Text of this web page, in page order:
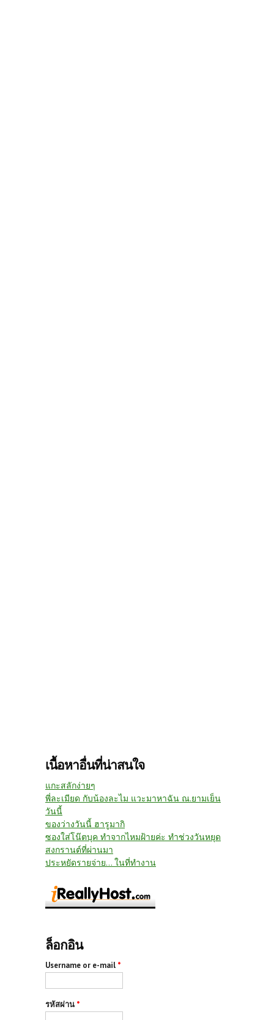
เนื้อหาอื่นที่น่าสนใจ
แกะสลักง่ายๆ
พี่ละเมียด กับน้องละไม แวะมาหาฉัน ณ.ยามเย็น
วันนี้
ของว่างวันนี้ ฮารูมากิ
ซองใส่โน๊ตบุค ทำจากไหมฝ้ายค่ะ ทำช่วงวันหยุด
สงกรานต์ที่ผ่านมา
ประหยัดรายจ่าย... ในที่ทำงาน
ล็อกอิน
Username or e-mail *
รหัสผ่าน *